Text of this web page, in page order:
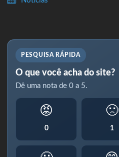
PESQUISA RÁPIDA
O que você acha do site?
Dê uma nota de 0 a 5.
😡
0
🙁
1